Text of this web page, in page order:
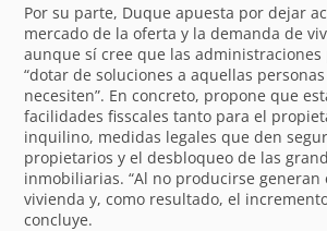
Por su parte, Duque apuesta por dejar
mercado de la oferta y la demanda de
aunque sí cree que las
“dotar de soluciones a aquellas
necesiten”. En concreto, propone que
facilidades fisscales tanto para el
inquilino, medidas legales que den
propietarios y el desbloqueo de las
inmobiliarias. “Al no producirse generan
vivienda y, como resultado, el
concluye.